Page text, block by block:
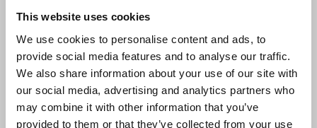
This website uses cookies
We use cookies to personalise content and ads, to
provide social media features and to analyse our traffic.
We also share information about your use of our site with
our social media, advertising and analytics partners who
may combine it with other information that you’ve
provided to them or that they’ve collected from your use
Integrierter Kontroller
Integrierte LED-Anzeige
Ausgang für Fernüberwachung (Telemonitoring-
Statusausgang)
Testeingang für erhöhte Sicherheit
Schrägstrahlen